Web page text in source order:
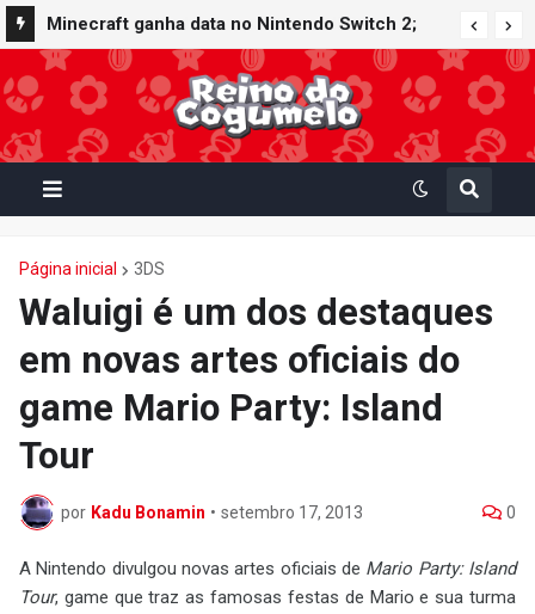
Minecraft ganha data no Nintendo Switch 2;
Super Mario Mash-Up receberá atualização
gráfica exclusiva
Página inicial 3DS
Waluigi é um dos destaques
em novas artes oficiais do
game Mario Party: Island
Tour
por Kadu Bonamin • setembro 17, 2013 0
A Nintendo divulgou novas artes oficiais de Mario Party: Island
Tour, game que traz as famosas festas de Mario e sua turma